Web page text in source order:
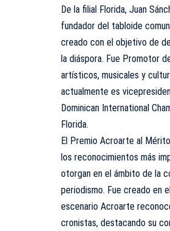
De la filial Florida, Juan
fundador del tabloide
creado con el objetivo de
la diáspora. Fue Promotor
artísticos, musicales y
actualmente es
Dominican International
Florida.
El Premio Acroarte al
los reconocimientos más
otorgan en el ámbito de la
periodismo. Fue creado en
escenario Acroarte
cronistas, destacando su